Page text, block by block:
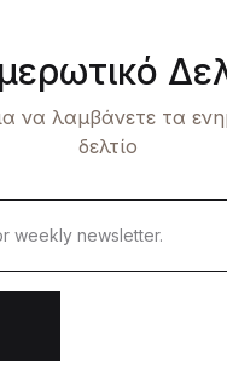
να λαμβάνετε τα
δελτίο